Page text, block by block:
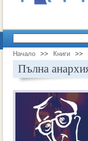
Начало >> Книги >>
Пълна